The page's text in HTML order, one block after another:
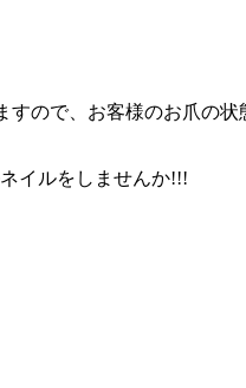
ので、お客様のお爪の
イルをしませんか!!!